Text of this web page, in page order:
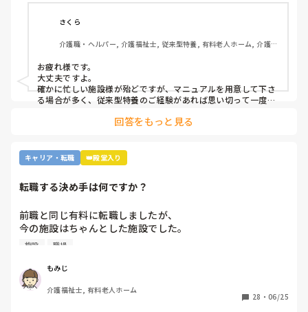
さくら
介護職・ヘルパー, 介護福祉士, 従来型特養, 有料老人ホーム, 介護老
実務者研修, ユニット型特養, 障害者支援施設
お疲れ様です。
大丈夫ですよ。
確かに忙しい施設様が殆どですが、マニュアルを用意して下さ
る場合が多く、従来型特養のご経験があれば思い切って一度働
施設様のレビューが書かれているので、参考になさると良いか
回答をもっと見る
キャリア・転職 👑殿堂入り
転職する決め手は何ですか？
前職と同じ有料に転職しましたが、
今の施設はちゃんとした施設でした。
いつもご機嫌を伺うみたいなとこが
あり、機嫌が悪いと理不尽に叱られる
みたいなとこがあり凹んだりしてました。
施設 職場
もみじ
介護福祉士, 有料老人ホーム
28 ・ 06/25